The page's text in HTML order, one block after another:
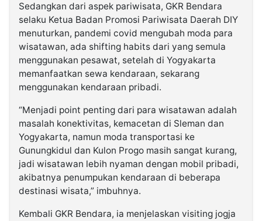
Sedangkan dari aspek pariwisata, GKR Bendara
selaku Ketua Badan Promosi Pariwisata Daerah DIY
menuturkan, pandemi covid mengubah moda para
wisatawan, ada shifting habits dari yang semula
menggunakan pesawat, setelah di Yogyakarta
memanfaatkan sewa kendaraan, sekarang
menggunakan kendaraan pribadi.
“Menjadi point penting dari para wisatawan adalah
masalah konektivitas, kemacetan di Sleman dan
Yogyakarta, namun moda transportasi ke
Gunungkidul dan Kulon Progo masih sangat kurang,
jadi wisatawan lebih nyaman dengan mobil pribadi,
akibatnya penumpukan kendaraan di beberapa
destinasi wisata,” imbuhnya.
Kembali GKR Bendara, ia menjelaskan visiting jogja